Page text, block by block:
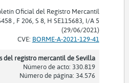
Oficial del Registro Mercantil
, F 206, S 8, H SE115683, I/A 5
(29/06/2021)
CVE: BORME-A-2021-129-41
del registro mercantil de Sevilla
Número de acto: 330.819
Número de página: 34.576